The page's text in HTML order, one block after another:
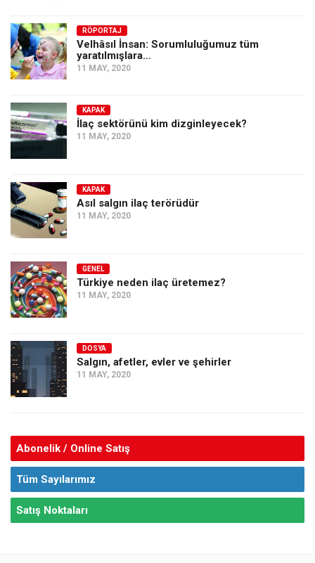
RÖPORTAJ
Velhâsıl İnsan: Sorumluluğumuz tüm
yaratılmışlara…
11 MAY, 2020
KAPAK
İlaç sektörünü kim dizginleyecek?
11 MAY, 2020
KAPAK
Asıl salgın ilaç terörüdür
11 MAY, 2020
GENEL
Türkiye neden ilaç üretemez?
11 MAY, 2020
DOSYA
Salgın, afetler, evler ve şehirler
11 MAY, 2020
Abonelik / Online Satış
Tüm Sayılarımız
Satış Noktaları